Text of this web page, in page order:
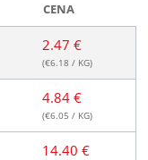
CENA
2.47 €
(€6.18 / KG)
4.84 €
(€6.05 / KG)
14.40 €